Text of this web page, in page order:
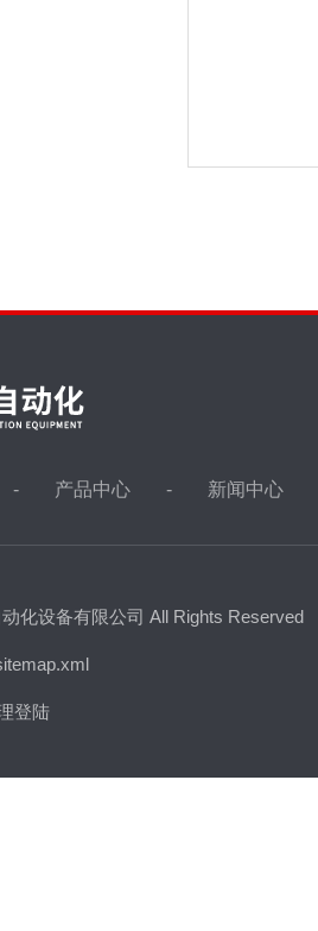
产品中心 新闻中心
化设备有限公司 All Rights Reserved
登陆